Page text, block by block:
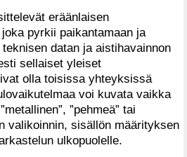
eräänlaisen
pyrkii paikantamaan ja
datan ja aistihavainnon
sellaiset yleiset
olla toisissa yhteyksissä
voi kuvata vaikka
”pehmeä” tai
valikoinnin, sisällön määrityksen
ulkopuolelle.